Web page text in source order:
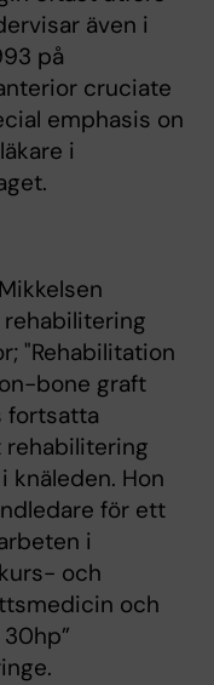
även i
på
cruciate
emphasis on
i
"Rehabilitation
bone graft
fortsatta
Hon
för ett
i
och
och